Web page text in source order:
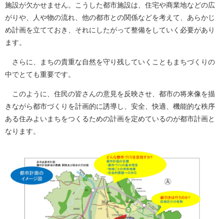
施設が欠かせません。こうした都市施設は、住宅や商業地などの広
がりや、人や物の流れ、他の都市との関係などを考えて、あらかじ
め計画を立てておき、それにしたがって整備をしていく必要があり
ます。
さらに、まちの貴重な自然を守り残していくこともまちづくりの
中でとても重要です。
このように、住民の皆さんの意見を反映させ、都市の将来像を描
きながら都市づくりを計画的に誘導し、安全、快適、機能的な秩序
ある住みよいまちをつくるための計画を定めているのが都市計画と
なります。